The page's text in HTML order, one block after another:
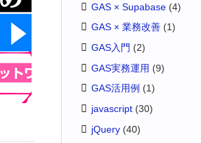
GAS × Supabase (4)
GAS × 業務改善 (1)
GAS入門 (2)
GAS実務運用 (9)
GAS活用例 (1)
javascript (30)
jQuery (40)